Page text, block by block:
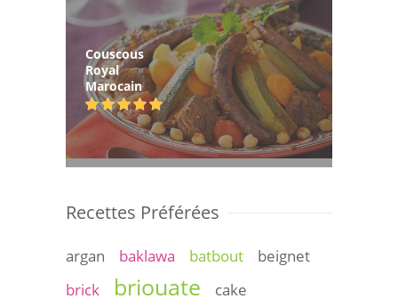
Couscous
Royal
Marocain
Recettes Préférées
argan baklawa batbout
beignet
brick
briouate
cake